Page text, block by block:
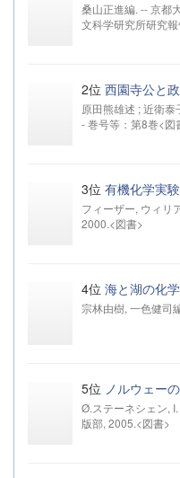
桑山正進編. -- 京都
文科学研究所研究
2位 西園寺公と
原田熊雄述 ; 近衛
- 巻号等：第8巻<図
3位 有機化学実験
フィーザー, ウィリ
2000.<図書>
4位 海と湖の化
宗林由樹, 一色健司
5位 ノルウェー
Ø.ステーネシェン,
版部, 2005.<図書>